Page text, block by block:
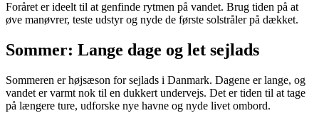
Foråret er ideelt til at genfinde rytmen på vandet. Brug tiden på at
øve manøvrer, teste udstyr og nyde de første solstråler på dækket.
Sommer: Lange dage og let sejlads
Sommeren er højsæson for sejlads i Danmark. Dagene er lange, og
vandet er varmt nok til en dukkert undervejs. Det er tiden til at tage
på længere ture, udforske nye havne og nyde livet ombord.